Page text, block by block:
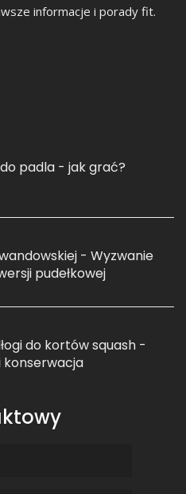
informacje i porady fit.
padla - jak grać?
- Wyzwanie
pudełkowej
do kortów squash -
konserwacja